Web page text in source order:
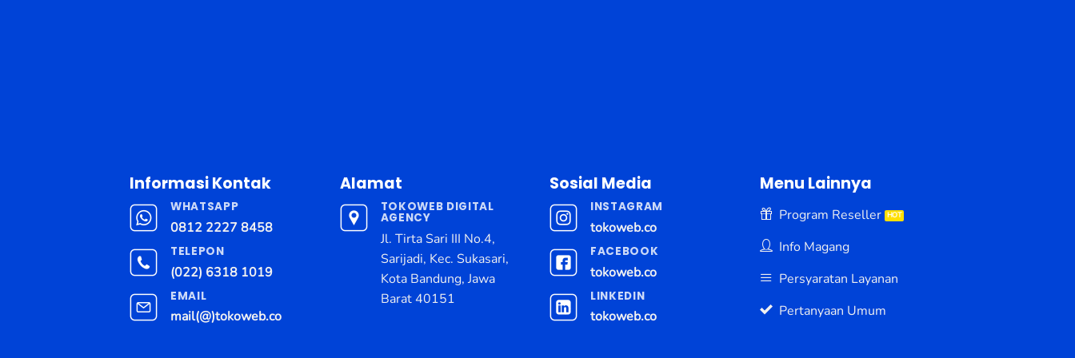
Informasi Kontak
WHATSAPP
0812 2227 8458
TELEPON
(022) 6318 1019
EMAIL
mail(@)tokoweb.co
Alamat
TOKOWEB DIGITAL
AGENCY
Jl. Tirta Sari III No.4,
Sarijadi, Kec. Sukasari,
Kota Bandung, Jawa
Barat 40151
Sosial Media
INSTAGRAM
tokoweb.co
FACEBOOK
tokoweb.co
LINKEDIN
tokoweb.co
Menu Lainnya
Program Reseller
Info Magang
Persyaratan Layanan
Pertanyaan Umum